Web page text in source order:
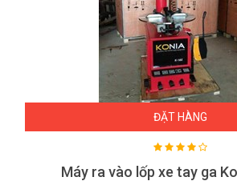
ĐẶT HÀNG
Máy ra vào lốp xe tay ga